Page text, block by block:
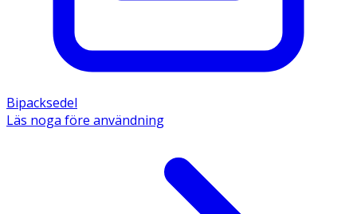
Bipacksedel
Läs noga före användning